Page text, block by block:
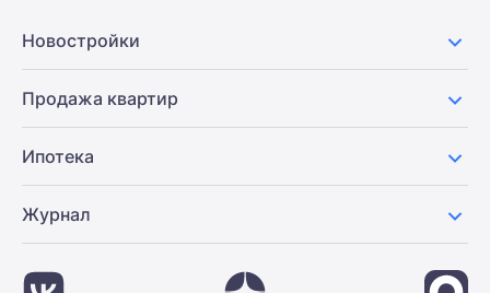
Новостройки
Продажа квартир
Ипотека
Журнал